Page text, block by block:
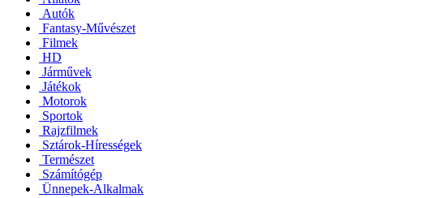
Autók
Fantasy-Művészet
Filmek
HD
Járművek
Játékok
Motorok
Sportok
Rajzfilmek
Sztárok-Hírességek
Természet
Számítógép
Ünnepek-Alkalmak